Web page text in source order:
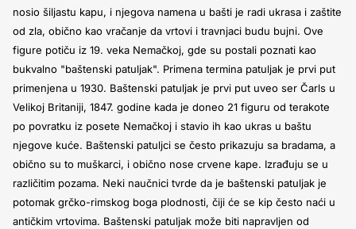
nosio šiljastu kapu, i njegova namena u bašti je radi ukrasa i zaštite
od zla, obično kao vračanje da vrtovi i travnjaci budu bujni. Ove
figure potiču iz 19. veka Nemačkoj, gde su postali poznati kao
bukvalno "baštenski patuljak". Primena termina patuljak je prvi put
primenjena u 1930. Baštenski patuljak je prvi put uveo ser Čarls u
Velikoj Britaniji, 1847. godine kada je doneo 21 figuru od terakote
po povratku iz posete Nemačkoj i stavio ih kao ukras u baštu
njegove kuće. Baštenski patuljci se često prikazuju sa bradama, a
obično su to muškarci, i obično nose crvene kape. Izrađuju se u
različitim pozama. Neki naučnici tvrde da je baštenski patuljak je
potomak grčko-rimskog boga plodnosti, čiji će se kip često naći u
antičkim vrtovima. Baštenski patuljak može biti napravljen od